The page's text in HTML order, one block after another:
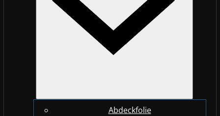
Abdeckfolie